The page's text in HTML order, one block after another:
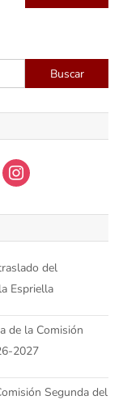
Buscar:
instagram
del
Espriella
de la Comisión
2027
Segunda del